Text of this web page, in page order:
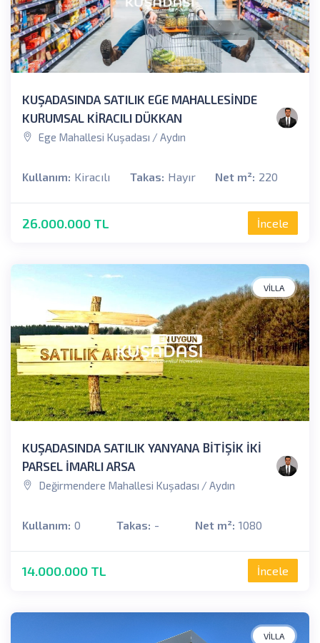
KUŞADASINDA SATILIK EGE MAHALLESİNDE
KURUMSAL KİRACILI DÜKKAN
Ege Mahallesi Kuşadası / Aydın
Kullanım: Kiracılı Takas: Hayır Net m²: 220
26.000.000 TL İncele
VILLA
KUŞADASINDA SATILIK YANYANA BİTİŞİK İKİ
PARSEL İMARLI ARSA
Değirmendere Mahallesi Kuşadası / Aydın
Kullanım: 0 Takas: - Net m²: 1080
14.000.000 TL İncele
VILLA